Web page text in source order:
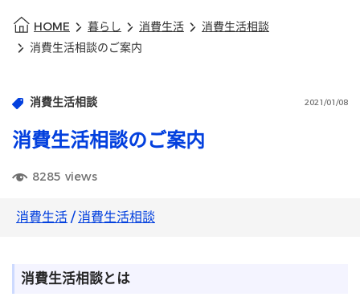
HOME 暮らし 消費生活
消費生活相談
消費生活相談のご案内
消費生活相談 2021/01/08
消費生活相談のご案内
8285 views
消費生活/消費生活相談
消費生活相談とは